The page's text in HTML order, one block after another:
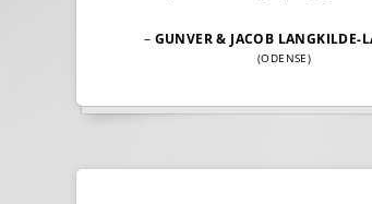
– GUNVER & JACOB LANGKILDE-
(ODENSE)